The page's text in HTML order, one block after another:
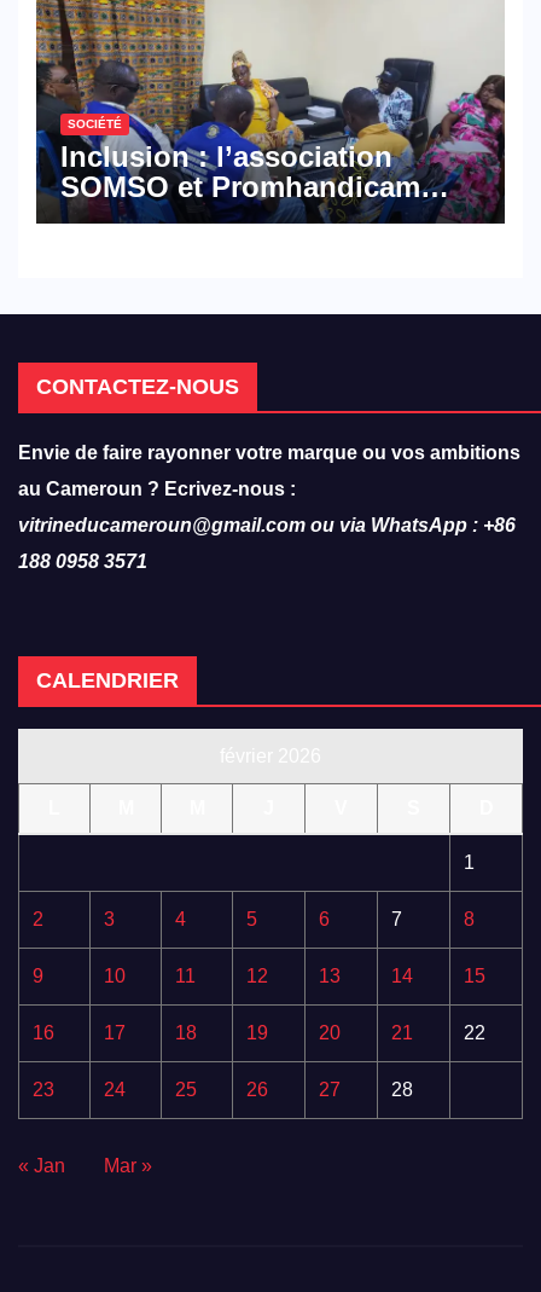
SOCIÉTÉ
Inclusion : l’association
SOMSO et Promhandicam
militent en faveur d’une
CONTACTEZ-NOUS
Envie de faire rayonner votre marque ou vos ambitions
au Cameroun ? Ecrivez-nous :
vitrineducameroun@gmail.com ou via WhatsApp : +86
188 0958 3571
CALENDRIER
1
2 3 4 5 6 7 8
9 10 11 12 13 14 15
16 17 18 19 20 21 22
23 24 25 26 27 28
« Jan Mar »